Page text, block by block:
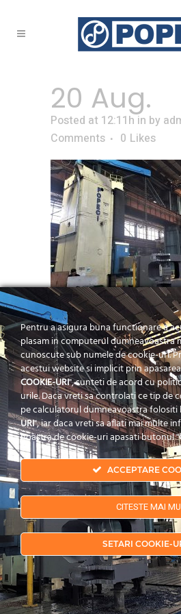
20 Aug.
Posted at 12:11h in by
Comments
0 Likes
Copyrights © 2019 POPECI.Politica de
Politica Cookies| Branding
Copyrights © 2019 POPECI.
Privacy Policy|
Policy| Branding by
Pentru a asigura buna functionare a
plasam in computerul dumneavoastra
cunoscute sub numele de cookie-uri.
acestui website si implicit prin
COOKIE-URI", sunteti de acord cu
urile. Daca vreti sa controlati ce tip de
pe calculatorul dumneavoastra
URI", iar daca vreti sa aflati mai multe
noastra de cookie-uri apasati butonul "
ACCEPTARE
CITESTE MAI
SETARI COOKIE-